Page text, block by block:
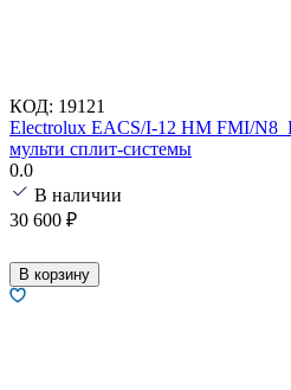
КОД: 19121
Electrolux EACS/I-12 HM FMI/
мульти сплит-системы
0.0
В наличии
30 600 ₽
В корзину